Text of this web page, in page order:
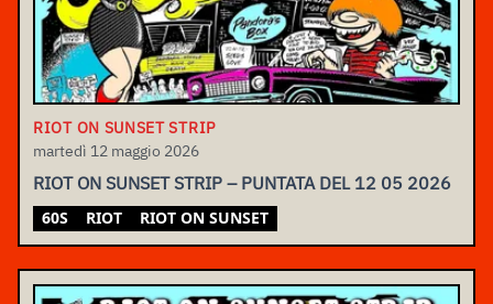
RIOT ON SUNSET STRIP
martedì 12 maggio 2026
RIOT ON SUNSET STRIP – PUNTATA DEL 12 05 2026
60S RIOT RIOT ON SUNSET